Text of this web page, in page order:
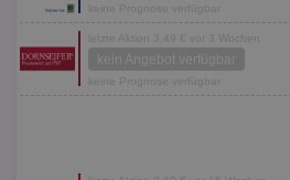
keine Prognose verfügbar
letzte Aktion 3,49 € vor 3 Wochen
kein Angebot verfügbar
keine Prognose verfügbar